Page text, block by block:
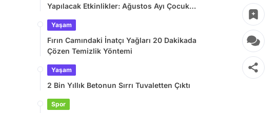
Yapılacak Etkinlikler: Ağustos Ayı Çocuk
Yaşam
Fırın Camındaki İnatçı Yağları 20 Dakikada
Çözen Temizlik Yöntemi
Yaşam
2 Bin Yıllık Betonun Sırrı Tuvaletten Çıktı
Spor